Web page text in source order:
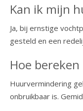
Kan ik mijn
Ja, bij ernstige
gesteld en een
Hoe
Huurvermindering
onbruikbaar is.